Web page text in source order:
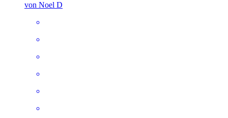
von Noel D